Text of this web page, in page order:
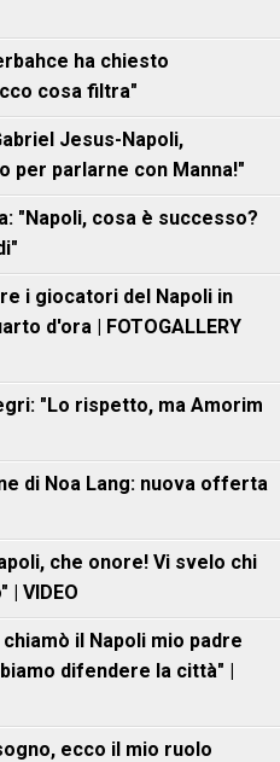
ha chiesto
cosa filtra"
Jesus-Napoli,
per parlarne con Manna!"
"Napoli, cosa è successo?
i giocatori del Napoli in
d'ora | FOTOGALLERY
"Lo rispetto, ma Amorim
di Noa Lang: nuova offerta
che onore! Vi svelo chi
VIDEO
il Napoli mio padre
difendere la città" |
ecco il mio ruolo